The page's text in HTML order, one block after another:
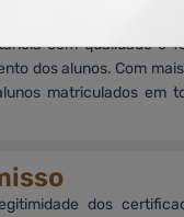
à ABED e
com qualidade e
dos alunos. Com
matriculados em
dos